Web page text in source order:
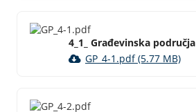
4_1_ Građevinska područja
GP_4-1.pdf (5.77 MB)